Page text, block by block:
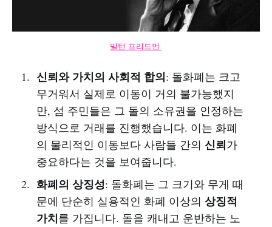
밀턴 프리드먼
신뢰와 가치의 사회적 합의: 돌화폐는 크고
무거워서 실제로 이동이 거의 불가능했지
만, 섬 주민들은 그 돌의 소유권을 인정하는
방식으로 거래를 진행했습니다. 이는 화폐
의 물리적인 이동보다 사람들 간의 신뢰가
중요하다는 것을 보여줍니다.
화폐의 상징성: 돌화폐는 그 크기와 무게 때
문에 단순히 실용적인 화폐 이상의 상징적
가치를 가집니다. 돌을 캐내고 운반하는 노